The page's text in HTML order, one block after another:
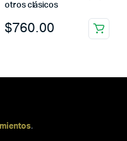
otros clásicos
$760.00
.